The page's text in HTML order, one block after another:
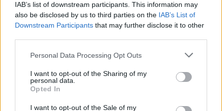
IAB’s list of downstream participants. This information may
also be disclosed by us to third parties on the IAB’s List of
Downstream Participants that may further disclose it to other
Personal Data Processing Opt Outs
I want to opt-out of the Sharing of my
personal data.
Opted In
I want to opt-out of the Sale of my
Stratégiai szektorok